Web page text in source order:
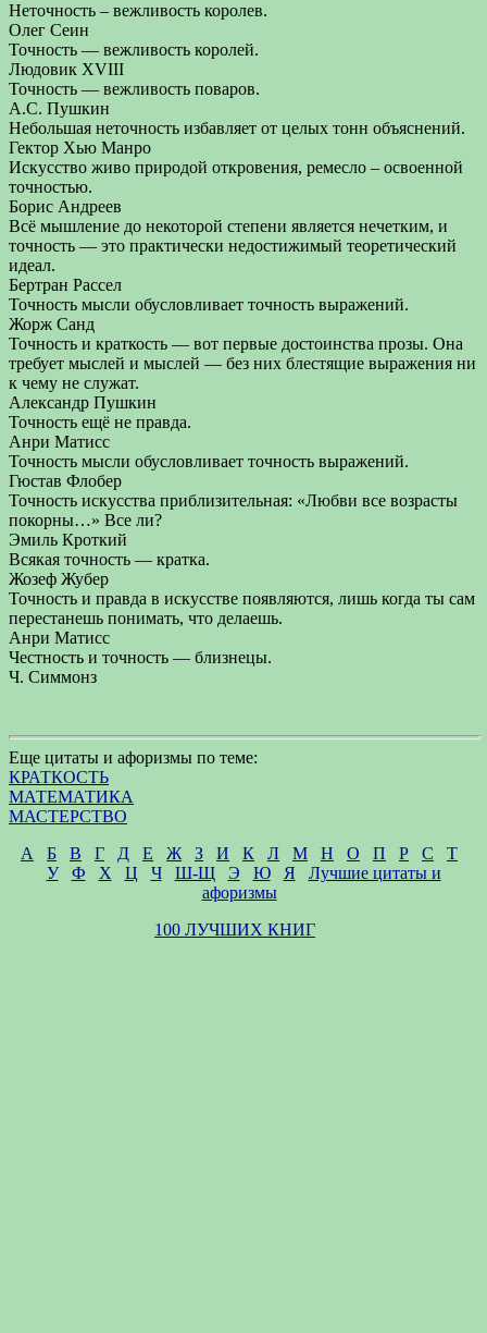
Неточность – вежливость королев.
Олег Сеин
Точность — вежливость королей.
Людовик XVIII
Точность — вежливость поваров.
А.С. Пушкин
Небольшая неточность избавляет от целых тонн объяснений.
Гектор Хью Манро
Искусство живо природой откровения, ремесло – освоенной
точностью.
Борис Андреев
Всё мышление до некоторой степени является нечетким, и
точность — это практически недостижимый теоретический
идеал.
Бертран Рассел
Точность мысли обусловливает точность выражений.
Жорж Санд
Точность и краткость — вот первые достоинства прозы. Она
требует мыслей и мыслей — без них блестящие выражения ни
к чему не служат.
Александр Пушкин
Точность ещё не правда.
Анри Матисс
Точность мысли обусловливает точность выражений.
Гюстав Флобер
Точность искусства приблизительная: «Любви все возрасты
покорны…» Все ли?
Эмиль Кроткий
Всякая точность — кратка.
Жозеф Жубер
Точность и правда в искусстве появляются, лишь когда ты сам
перестанешь понимать, что делаешь.
Анри Матисс
Честность и точность — близнецы.
Ч. Симмонз
Еще цитаты и афоризмы по теме:
КРАТКОСТЬ
МАТЕМАТИКА
МАСТЕРСТВО
А
Б В Г Д Е Ж З И К Л М Н О П Р С
Т
У
Ф Х Ц Ч Ш-Щ Э Ю Я
Лучшие цитаты и
афоризмы
100 ЛУЧШИХ КНИГ